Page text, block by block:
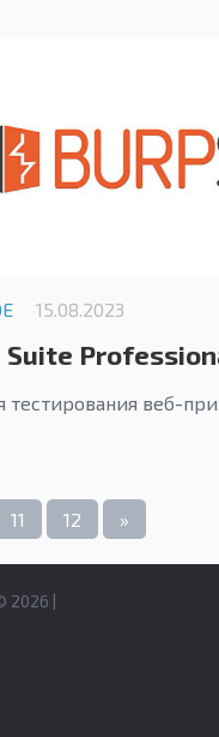
15.08.2023
Suite
тестирования веб-
11 12 »
2026 |